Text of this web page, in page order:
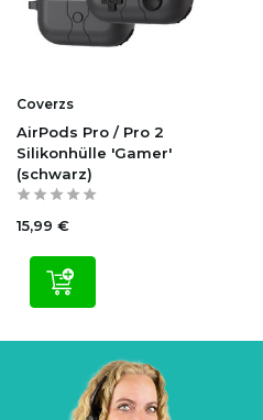
Coverzs
AirPods Pro / Pro 2
Silikonhülle 'Gamer'
(schwarz)
15,99 €